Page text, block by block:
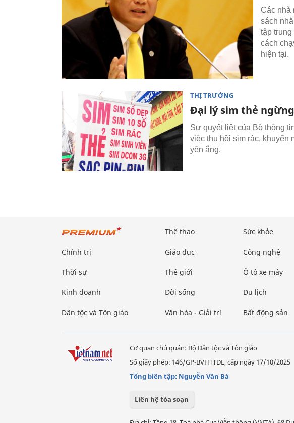
Các nhà
sách
tập
cách
hiện tại.
THỊ TRƯỜNG
Đại lý sim thẻ
Sự quyết liệt của Bộ thông
việc thu hồi sim rác, khuyến
yên ắng.
Chính trị
Thời sự
Kinh doanh
Dân tộc và Tôn giáo
Thể thao
Giáo dục
Thế giới
Đời sống
Văn hóa - Giải trí
Sức khỏe
Công nghệ
Ô tô xe máy
Du lịch
Bất động sản
Cơ quan chủ quản: Bộ Dân tộc và Tôn giáo
Số giấy phép: 146/GP-BVHTTDL, cấp ngày 17/10/2025
Tổng biên tập: Nguyễn Văn Bá
Liên hệ tòa soạn